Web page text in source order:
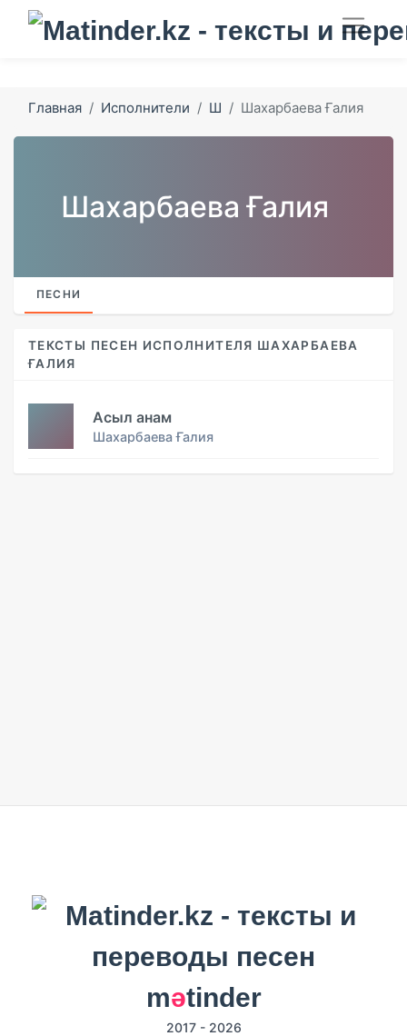
Главная Исполнители Ш Шахарбаева Ғалия
Шахарбаева Ғалия
ПЕСНИ
ТЕКСТЫ ПЕСЕН ИСПОЛНИТЕЛЯ ШАХАРБАЕВА
ҒАЛИЯ
Асыл анам
Шахарбаева Ғалия
mәtinder
2017 - 2026